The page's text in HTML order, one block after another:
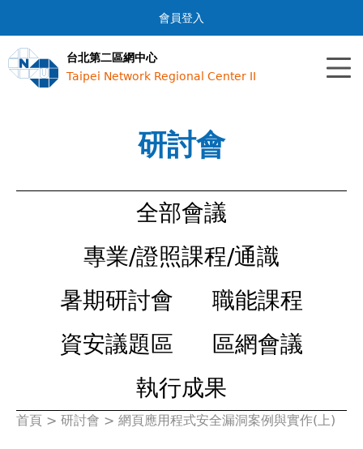
Jump to navigation
會員登入
台北第二區網中心
Taipei Network Regional Center II
研討會
全部會議
專業/證照課程/通識
暑期研討會
職能課程
資安議題區
區網會議
執行成果
您
首頁 > 研討會 > 網頁應用程式安全漏洞案例與實作(上)